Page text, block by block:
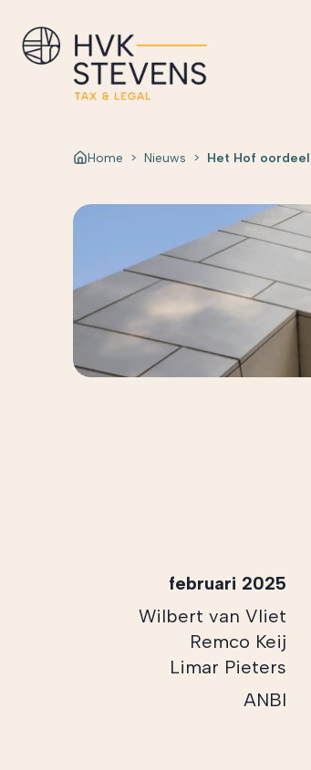
Home > Nieuws > Het Hof
februari 2025
Wilbert van Vliet
Remco Keij
Limar Pieters
ANBI